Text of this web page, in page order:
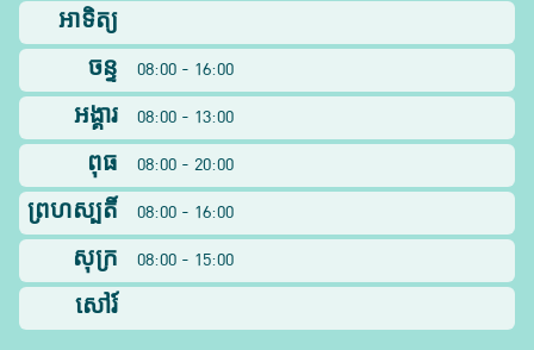
អាទិត្យ
ចន្ទ
08:00 - 16:00
អង្គារ
08:00 - 13:00
ពុធ
08:00 - 20:00
ព្រហស្បតិ៍
08:00 - 16:00
សុក្រ
08:00 - 15:00
សៅរ៍